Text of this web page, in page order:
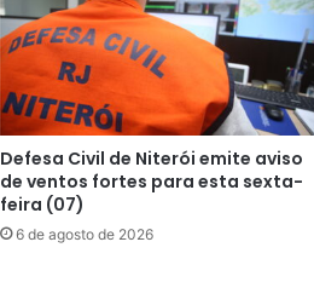
Defesa Civil de Niterói emite aviso
de ventos fortes para esta sexta-
feira (07)
6 de agosto de 2026